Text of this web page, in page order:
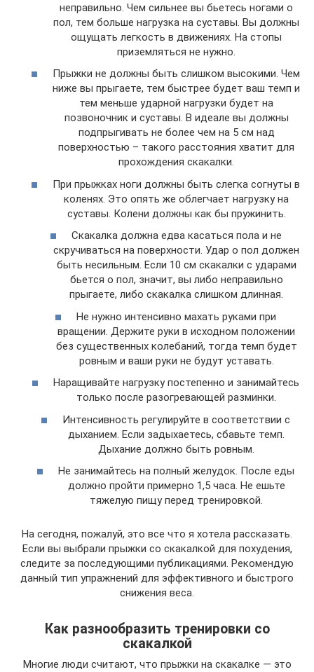
неправильно. Чем сильнее вы бьетесь ногами о
пол, тем больше нагрузка на суставы. Вы должны
ощущать легкость в движениях. На стопы
приземляться не нужно.
Прыжки не должны быть слишком высокими. Чем
ниже вы прыгаете, тем быстрее будет ваш темп и
тем меньше ударной нагрузки будет на
позвоночник и суставы. В идеале вы должны
подпрыгивать не более чем на 5 см над
поверхностью – такого расстояния хватит для
прохождения скакалки.
При прыжках ноги должны быть слегка согнуты в
коленях. Это опять же облегчает нагрузку на
суставы. Колени должны как бы пружинить.
Скакалка должна едва касаться пола и не
скручиваться на поверхности. Удар о пол должен
быть несильным. Если 10 см скакалки с ударами
бьется о пол, значит, вы либо неправильно
прыгаете, либо скакалка слишком длинная.
Не нужно интенсивно махать руками при
вращении. Держите руки в исходном положении
без существенных колебаний, тогда темп будет
ровным и ваши руки не будут уставать.
Наращивайте нагрузку постепенно и занимайтесь
только после разогревающей разминки.
Интенсивность регулируйте в соответствии с
дыханием. Если задыхаетесь, сбавьте темп.
Дыхание должно быть ровным.
Не занимайтесь на полный желудок. После еды
должно пройти примерно 1,5 часа. Не ешьте
тяжелую пищу перед тренировкой.
На сегодня, пожалуй, это все что я хотела рассказать.
Если вы выбрали прыжки со скакалкой для похудения,
следите за последующими публикациями. Рекомендую
данный тип упражнений для эффективного и быстрого
снижения веса.
Как разнообразить тренировки со
скакалкой
Многие люди считают, что прыжки на скакалке — это